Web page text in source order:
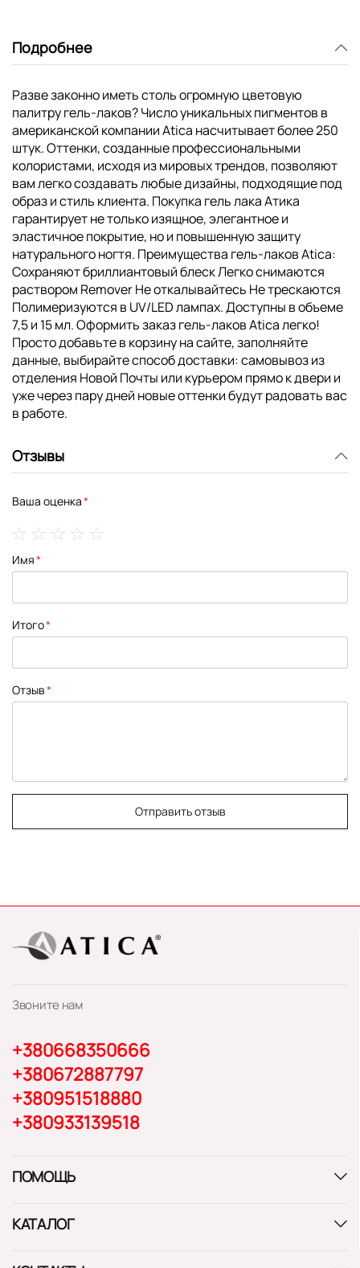
Подробнее
Разве законно иметь столь огромную цветовую
палитру гель-лаков? Число уникальных пигментов в
американской компании Atica насчитывает более 250
штук. Оттенки, созданные профессиональными
колористами, исходя из мировых трендов, позволяют
вам легко создавать любые дизайны, подходящие под
образ и стиль клиента. Покупка гель лака Атика
гарантирует не только изящное, элегантное и
эластичное покрытие, но и повышенную защиту
натурального ногтя. Преимущества гель-лаков Atica:
Сохраняют бриллиантовый блеск Легко снимаются
раствором Remover Не откалывайтесь Не трескаются
Полимеризуются в UV/LED лампах. Доступны в объеме
7,5 и 15 мл. Оформить заказ гель-лаков Atica легко!
Просто добавьте в корзину на сайте, заполняйте
данные, выбирайте способ доставки: самовывоз из
отделения Новой Почты или курьером прямо к двери и
уже через пару дней новые оттенки будут радовать вас
в работе.
Отзывы
Ваша оценка
star
stars
stars
stars
stars
Имя
Итого
Отзыв
Отправить отзыв
Звоните нам
+380668350666
+380672887797
+380951518880
+380933139518
ПОМОЩЬ
КАТАЛОГ